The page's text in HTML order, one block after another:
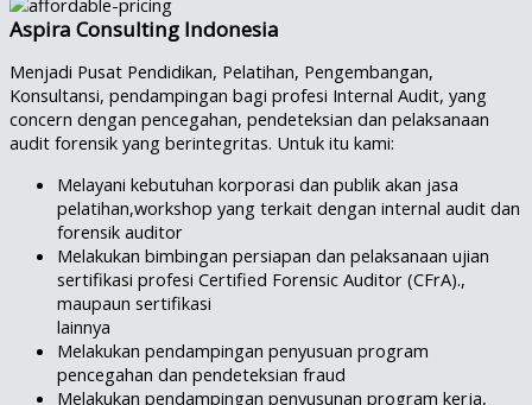
Aspira Consulting Indonesia
Menjadi Pusat Pendidikan, Pelatihan, Pengembangan,
Konsultansi, pendampingan bagi profesi Internal Audit, yang
concern dengan pencegahan, pendeteksian dan pelaksanaan
audit forensik yang berintegritas. Untuk itu kami:
Melayani kebutuhan korporasi dan publik akan jasa
pelatihan,workshop yang terkait dengan internal audit dan
forensik auditor
Melakukan bimbingan persiapan dan pelaksanaan ujian
sertifikasi profesi Certified Forensic Auditor (CFrA).,
maupaun sertifikasi
lainnya
Melakukan pendampingan penyusuan program
pencegahan dan pendeteksian fraud
Melakukan pendampingan penyusunan program kerja,